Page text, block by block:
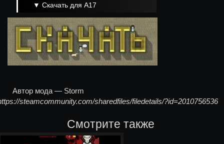
▼ Скачать для A17
Автор мода — Storm
steamcommunity.com/sharedfiles/filedetails/?id=2010756536
Смотрите также